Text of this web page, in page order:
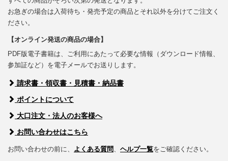
お急ぎの場合は入荷待ち・発売予定の商品とそれ以外を分けてご注文く
ださい。
【オンライン発送の商品の場合】
PDF版電子書籍は、ご利用にあたって必要な情報（ダウンロード情報、
参加証など）を電子メールでお送りします。
請求書・領収書・見積書・納品書
ポイントについて
大口注文・法人のお客様へ
お問い合わせはこちら
お問い合わせの前に、 よくある質問 ヘルプ一覧をご確認ください。